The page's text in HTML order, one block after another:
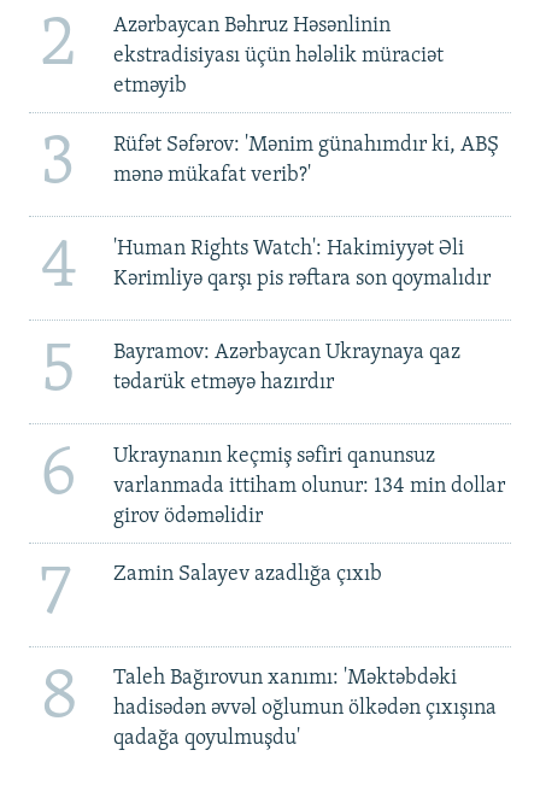
2
Azərbaycan Bəhruz Həsənlinin
ekstradisiyası üçün hələlik müraciət
etməyib
3
Rüfət Səfərov: 'Mənim günahımdır ki, ABŞ
mənə mükafat verib?'
4
'Human Rights Watch': Hakimiyyət Əli
Kərimliyə qarşı pis rəftara son qoymalıdır
5
Bayramov: Azərbaycan Ukraynaya qaz
tədarük etməyə hazırdır
6
Ukraynanın keçmiş səfiri qanunsuz
varlanmada ittiham olunur: 134 min dollar
girov ödəməlidir
7 Zamin Salayev azadlığa çıxıb
8
Taleh Bağırovun xanımı: 'Məktəbdəki
hadisədən əvvəl oğlumun ölkədən çıxışına
qadağa qoyulmuşdu'